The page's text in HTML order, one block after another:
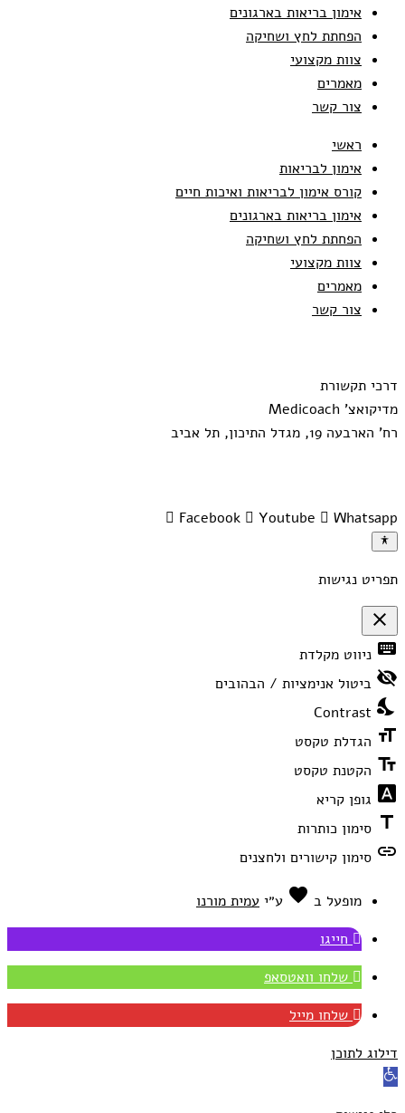
אימון בריאות בארגונים
הפחתת לחץ ושחיקה
צוות מקצועי
מאמרים
צור קשר
ראשי
אימון לבריאות
קורס אימון לבריאות ואיכות חיים
אימון בריאות בארגונים
הפחתת לחץ ושחיקה
צוות מקצועי
מאמרים
צור קשר
דרכי תקשורת
מדיקואצ' Medicoach
רח' הארבעה 19, מגדל התיכון, תל אביב
Facebook
Youtube Whatsapp
תפריט נגישות
close
פתיחה
וסגירה
תפריט
keyboard ניווט מקלדת
visibility_off ביטול אנימציות / הבהובים
nights_stay
Contrast
format_size הגדלת טקסט
text_fields הקטנת טקסט
font_download גופן קריא
title סימון כותרות
link סימון קישורים ולחצנים
מופעל ב favorite אהבה
ע״י עמית מורנו
חייגו
שלחו וואטסאפ
שלחו מייל
דילוג לתוכן
פתח